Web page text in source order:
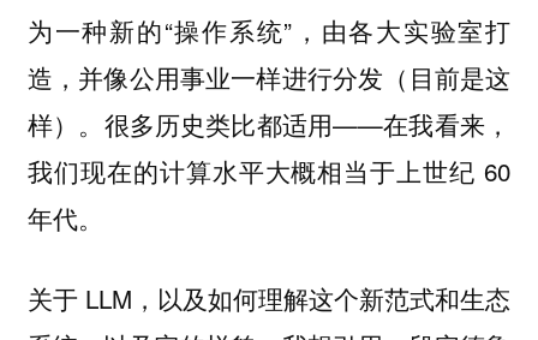
为一种新的“操作系统”，由各大实验室打
造，并像公用事业一样进行分发（目前是这
样）。很多历史类比都适用——在我看来，
我们现在的计算水平大概相当于上世纪 60
年代。
关于 LLM，以及如何理解这个新范式和生态